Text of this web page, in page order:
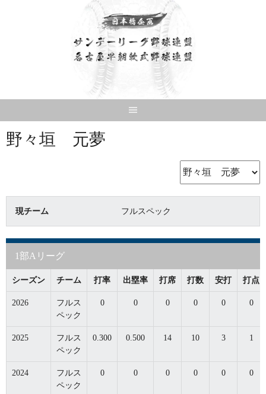
野々垣 元夢
現チーム フルスペック
1部Aリーグ
シーズン チーム 打率 出塁率 打席 打数 安打 打点
2026
フルス
ペック
0 0 0 0 0 0
2025
フルス
ペック
0.300 0.500 14 10 3 1
2024
フルス
ペック
0 0 0 0 0 0